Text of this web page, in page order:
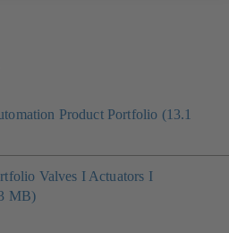
Product Portfolio (13.1
Valves I Actuators I
MB)